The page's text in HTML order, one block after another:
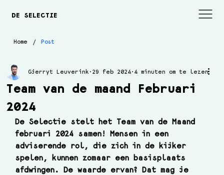
DE SELECTIE
Home / Post
Team van de maand Februari
2024
Gjerryt Leuverink 29 feb 2024 4 minuten om te lezen
De Selectie stelt het Team van de Maand
februari 2024 samen! Mensen in een
adviserende rol, die zich in de kijker
spelen, kunnen zomaar een basisplaats
afdwingen. De waarde ervan? Dat mag je